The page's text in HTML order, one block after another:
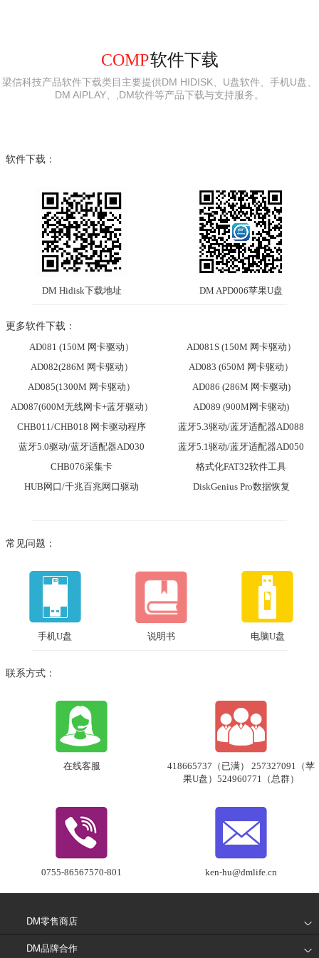
COMP软件下载
梁信科技产品软件下载类目主要提供DM HIDISK、U盘软件、手机U盘、
DM AIPLAY、,DM软件等产品下载与支持服务。
软件下载：
DM Hidisk下载地址 DM APD006苹果U盘
更多软件下载：
AD081 (150M 网卡驱动）
AD082(286M 网卡驱动）
AD085(1300M 网卡驱动）
AD087(600M无线网卡+蓝牙驱动）
CHB011/CHB018 网卡驱动程序
蓝牙5.0驱动/蓝牙适配器AD030
CHB076采集卡
HUB网口/千兆百兆网口驱动
AD081S (150M 网卡驱动）
AD083 (650M 网卡驱动）
AD086 (286M 网卡驱动)
AD089 (900M网卡驱动)
蓝牙5.3驱动/蓝牙适配器AD088
蓝牙5.1驱动/蓝牙适配器AD050
格式化FAT32软件工具
DiskGenius Pro数据恢复
常见问题：
手机U盘 说明书 电脑U盘
联系方式：
在线客服
418665737（已满） 257327091（苹
果U盘）524960771（总群）
0755-86567570-801 ken-hu@dmlife.cn
DM零售商店
DM品牌合作